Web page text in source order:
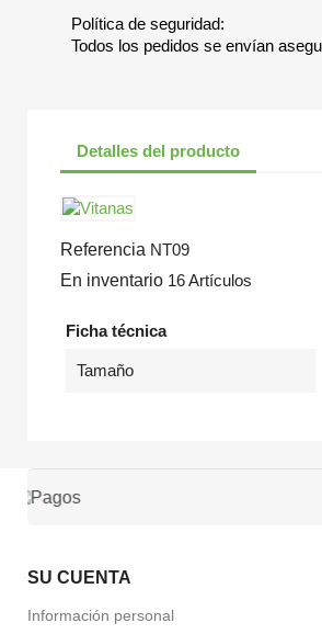
Política de seguridad:
Todos los pedidos se envían
Detalles del producto
Referencia NT09
En inventario 16 Artículos
Ficha técnica
Tamaño
SU CUENTA
Información personal